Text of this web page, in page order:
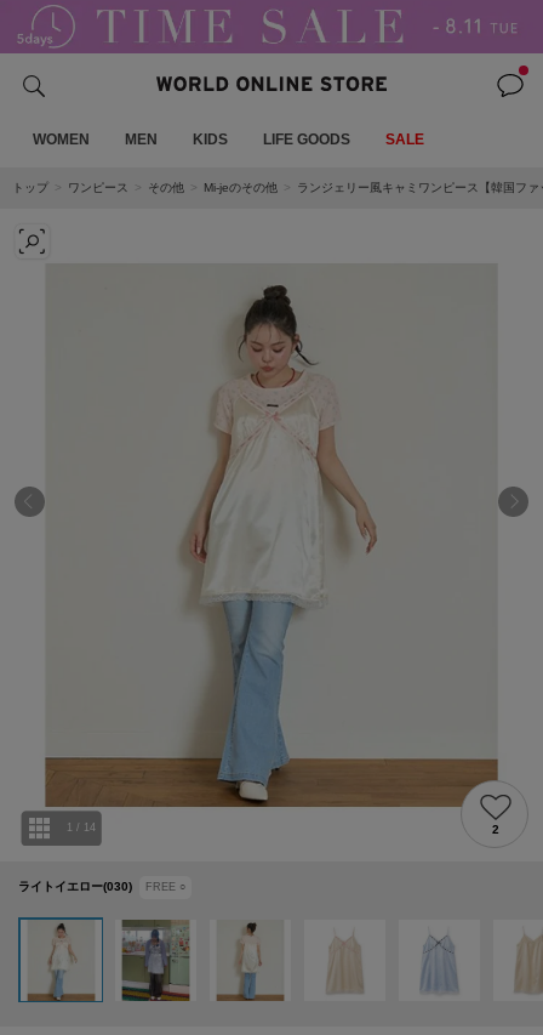
WOMEN MEN KIDS LIFE GOODS SALE
トップ ワンピース その他 Mi-jeのその他 ランジェリー風キャミワンピース【韓国ファ
ライトイエロー(030) FREE ○
1 / 14 2